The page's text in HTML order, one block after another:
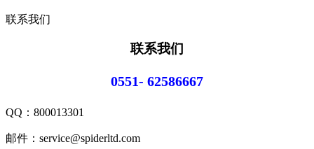
联系我们
联系我们
0551- 62586667
QQ： 800013301
邮件：service@spiderltd.com